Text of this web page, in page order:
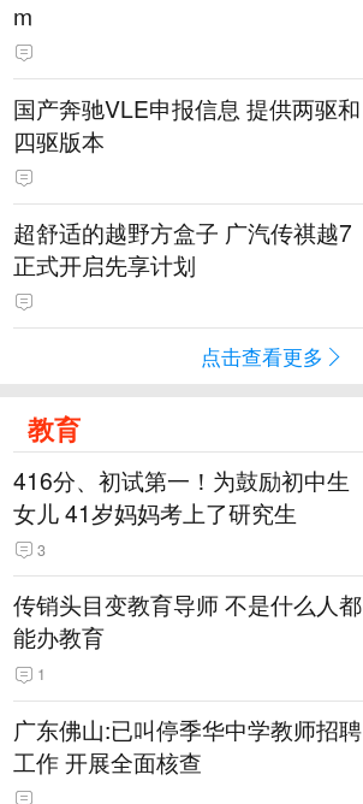
m
国产奔驰VLE申报信息 提供两驱和
四驱版本
超舒适的越野方盒子 广汽传祺越7
正式开启先享计划
点击查看更多
教育
416分、初试第一！为鼓励初中生
女儿 41岁妈妈考上了研究生
3
传销头目变教育导师 不是什么人都
能办教育
1
广东佛山:已叫停季华中学教师招聘
工作 开展全面核查